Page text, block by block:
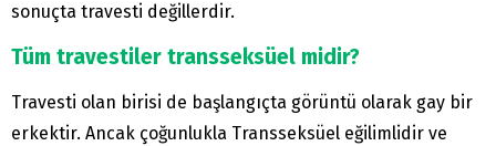
sonuçta travesti değillerdir.
Tüm travestiler transseksüel midir?
Travesti olan birisi de başlangıçta görüntü olarak gay bir
erkektir. Ancak çoğunlukla Transseksüel eğilimlidir ve